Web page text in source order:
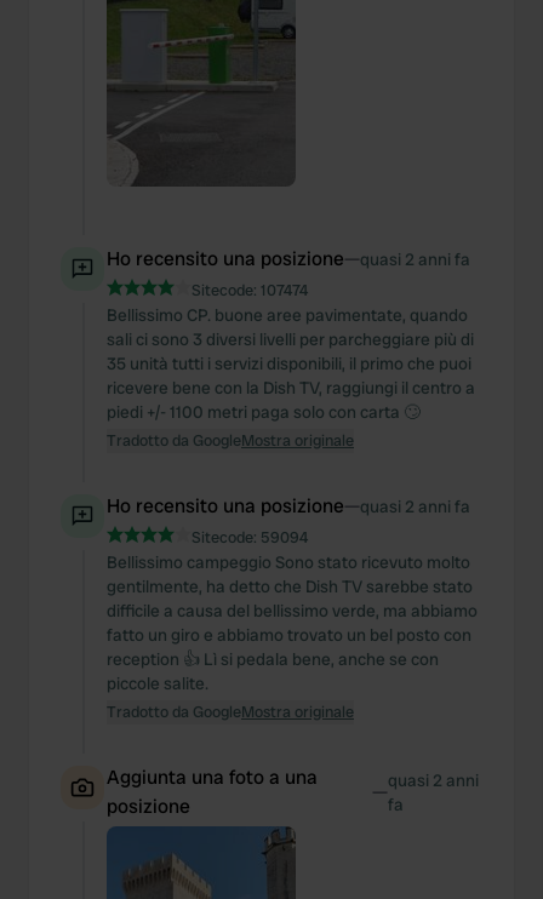
Ho recensito una posizione—quasi 2 anni fa
Sitecode: 107474
Bellissimo CP. buone aree pavimentate, quando
sali ci sono 3 diversi livelli per parcheggiare più di
35 unità tutti i servizi disponibili, il primo che puoi
ricevere bene con la Dish TV, raggiungi il centro a
piedi +/- 1100 metri paga solo con carta 🙄
Tradotto da GoogleMostra originale
Ho recensito una posizione—quasi 2 anni fa
Sitecode: 59094
Bellissimo campeggio Sono stato ricevuto molto
gentilmente, ha detto che Dish TV sarebbe stato
difficile a causa del bellissimo verde, ma abbiamo
fatto un giro e abbiamo trovato un bel posto con
reception 👍 Lì si pedala bene, anche se con
piccole salite.
Tradotto da GoogleMostra originale
Aggiunta una foto a una
posizione
—quasi 2 anni
fa